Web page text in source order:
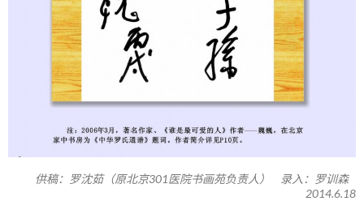
供稿：罗沈茹（原北京301医院书画苑负责人） 录入：罗训森
2014.6.18